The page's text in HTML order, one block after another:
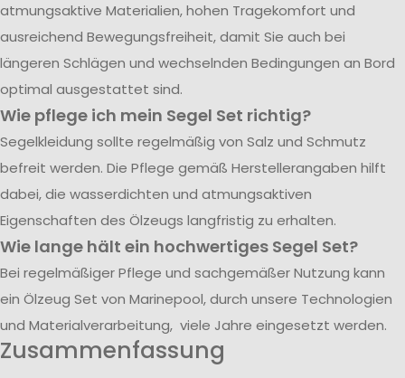
atmungsaktive Materialien, hohen Tragekomfort und
ausreichend Bewegungsfreiheit, damit Sie auch bei
längeren Schlägen und wechselnden Bedingungen an Bord
optimal ausgestattet sind.
Wie pflege ich mein Segel Set richtig?
Segelkleidung sollte regelmäßig von Salz und Schmutz
befreit werden. Die Pflege gemäß Herstellerangaben hilft
dabei, die wasserdichten und atmungsaktiven
Eigenschaften des Ölzeugs langfristig zu erhalten.
Wie lange hält ein hochwertiges Segel Set?
Bei regelmäßiger Pflege und sachgemäßer Nutzung kann
ein Ölzeug Set von Marinepool, durch unsere Technologien
und Materialverarbeitung, viele Jahre eingesetzt werden.
Zusammenfassung